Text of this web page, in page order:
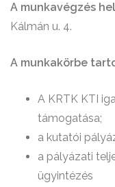
A munkavégzés
Kálmán u. 4.
A munkakörbe
A KRTK KTI
támogatása;
a kutatói
a pályázati
ügyintézés